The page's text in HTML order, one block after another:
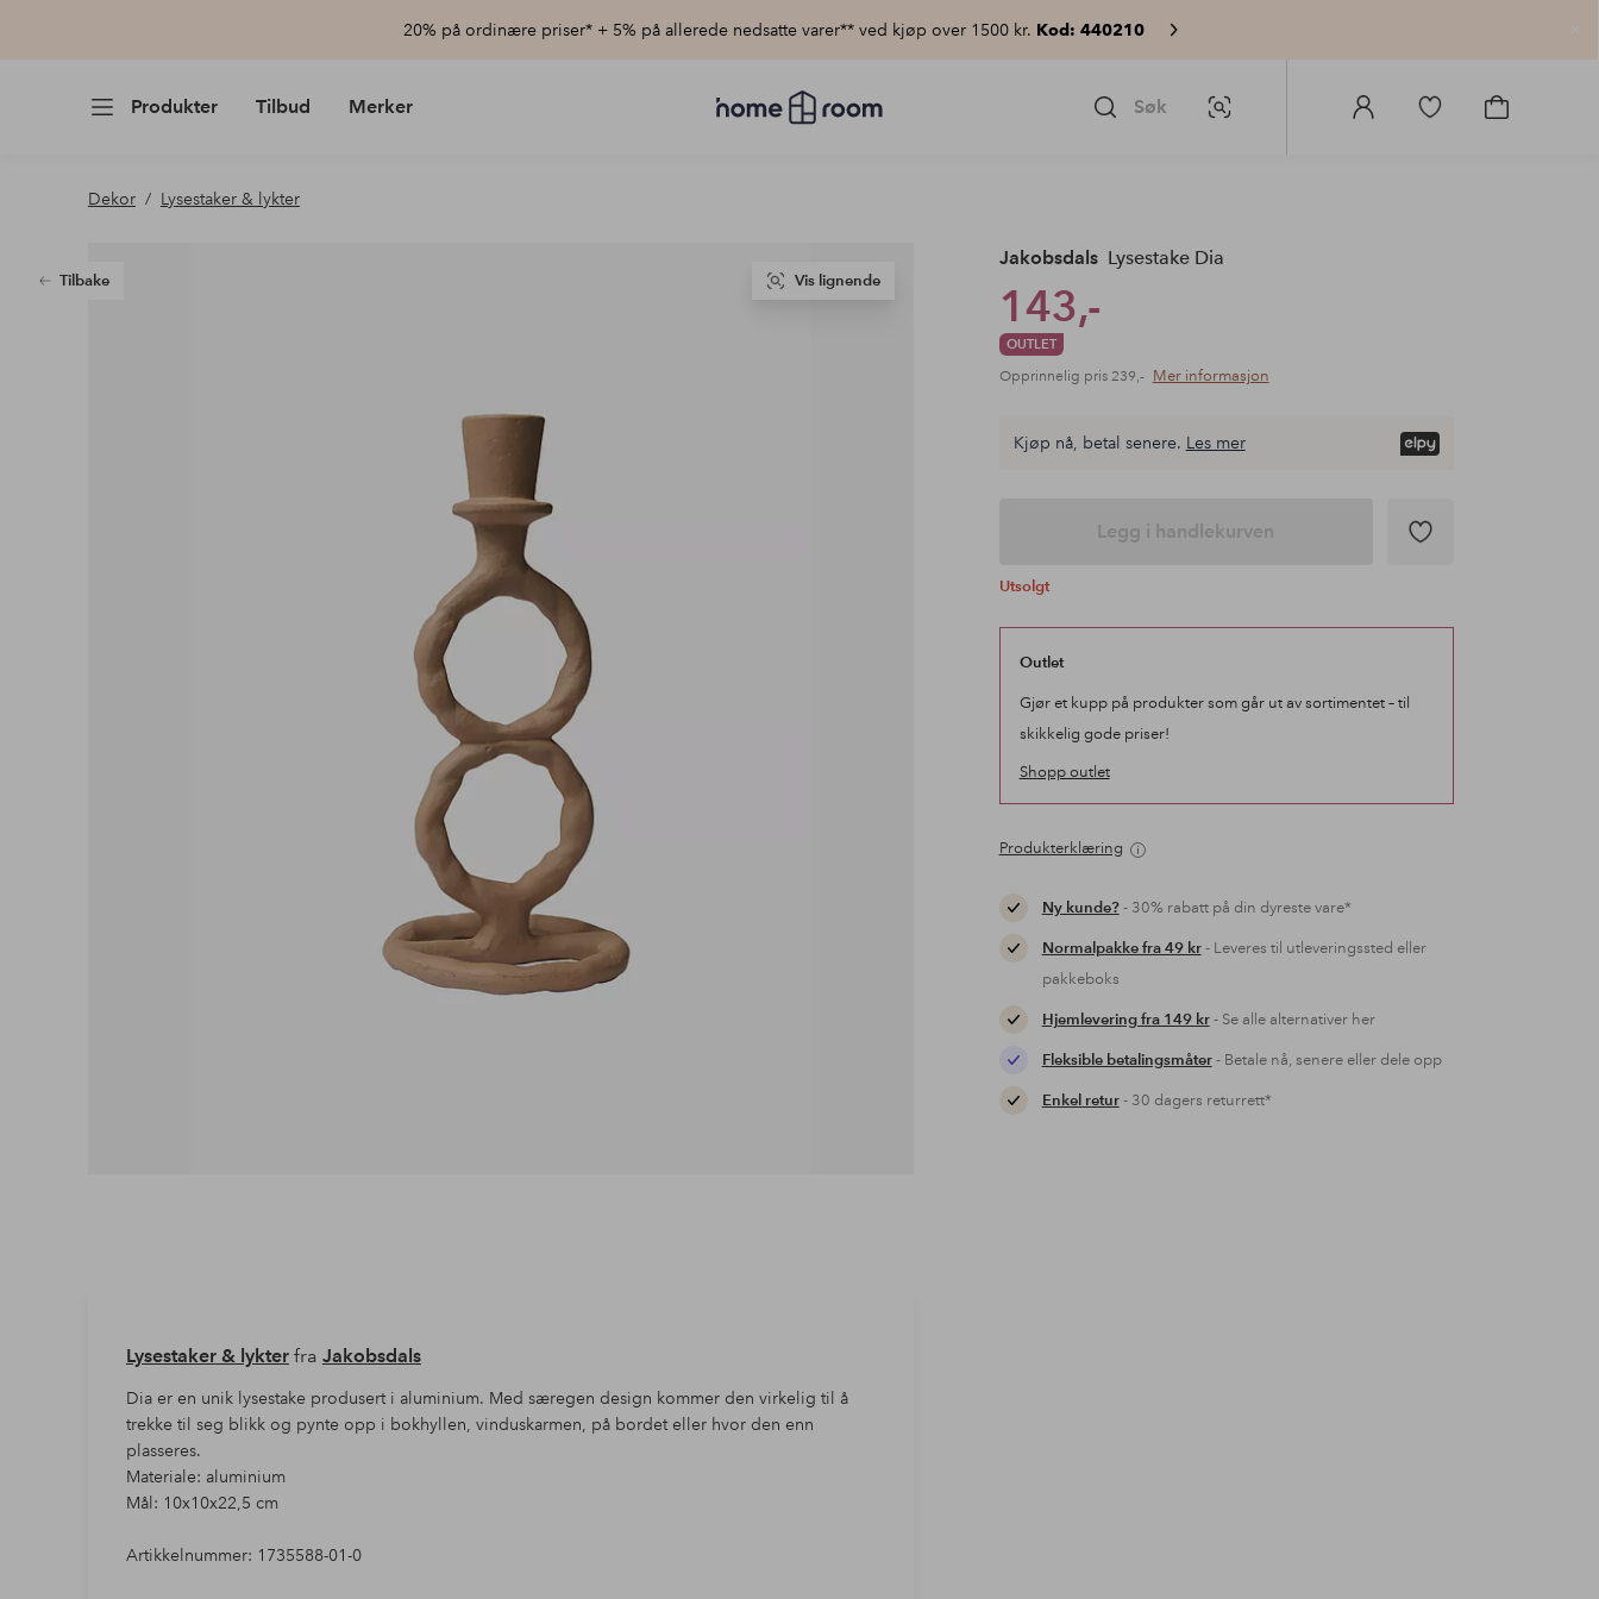
20% på ordinære priser* + 5% på allerede nedsatte varer** ved kjøp over 1500 kr. Kod: 440210
Produkter Tilbud Merker
Homeroom
–
Søk Bildesøk
Logg
Gå
Gå
Dekor Lysestaker & lykter
Tilbake Vis lignende
Jakobsdals Lysestake Dia
143,-
OUTLET
Opprinnelig pris 239,- Mer informasjon
Kjøp nå, betal senere. Les mer
Legg i handlekurven
Utsolgt
Outlet
Gjør et kupp på produkter som går ut av sortimentet – til
skikkelig gode priser!
Shopp outlet
Produkterklæring
Ny kunde?- 30% rabatt på din dyreste vare*
Normalpakke fra 49 kr- Leveres til utleveringssted eller
pakkeboks
Hjemlevering fra 149 kr- Se alle alternativer her
Fleksible betalingsmåter- Betale nå, senere eller dele opp
Enkel retur- 30 dagers returrett*
Lysestaker & lykterfra Jakobsdals
Dia er en unik lysestake produsert i aluminium. Med særegen design kommer den virkelig til å
trekke til seg blikk og pynte opp i bokhyllen, vinduskarmen, på bordet eller hvor den enn
plasseres.
Materiale: aluminium
Mål: 10x10x22,5 cm
Artikkelnummer: 1735588-01-0